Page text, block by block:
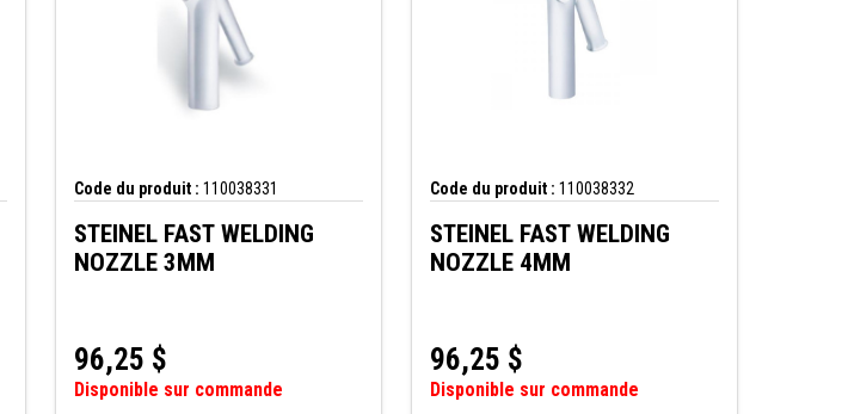
Code du produit : 110038331
STEINEL FAST WELDING
NOZZLE 3MM
96,25 $
Disponible sur commande
Code du produit : 110038332
STEINEL FAST WELDING
NOZZLE 4MM
96,25 $
Disponible sur commande